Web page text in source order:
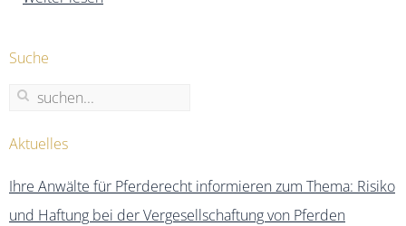
Suche
Aktuelles
Ihre Anwälte für Pferderecht informieren zum Thema: Risiko
und Haftung bei der Vergesellschaftung von Pferden